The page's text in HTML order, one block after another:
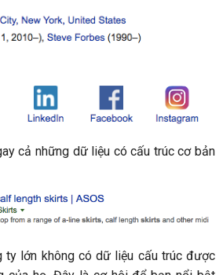
cả những dữ liệu có cấu trúc cơ bản
ty lớn không có dữ liệu cấu trúc được